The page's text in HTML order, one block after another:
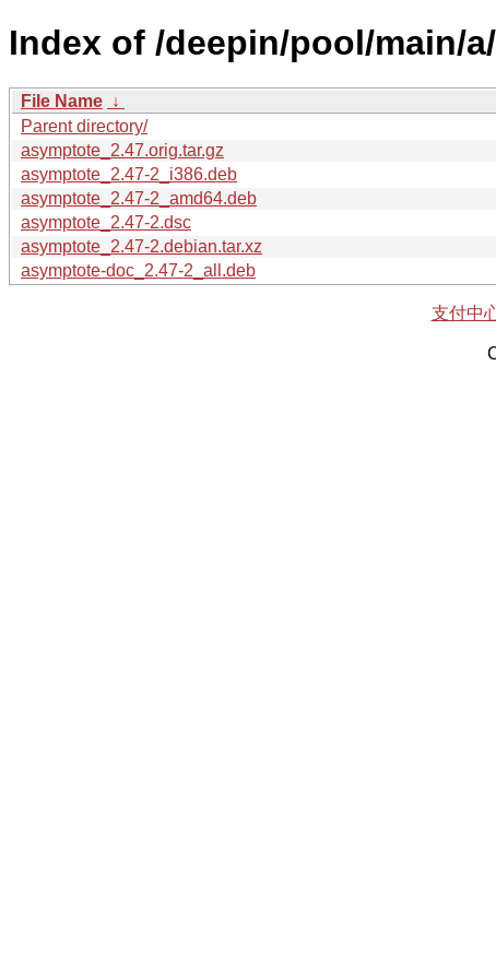
Index of /deepin/pool/main/
File Name ↓
Parent directory/
asymptote_2.47.orig.tar.gz
asymptote_2.47-2_i386.deb
asymptote_2.47-2_amd64.deb
asymptote_2.47-2.dsc
asymptote_2.47-2.debian.tar.xz
asymptote-doc_2.47-2_all.deb
支付中